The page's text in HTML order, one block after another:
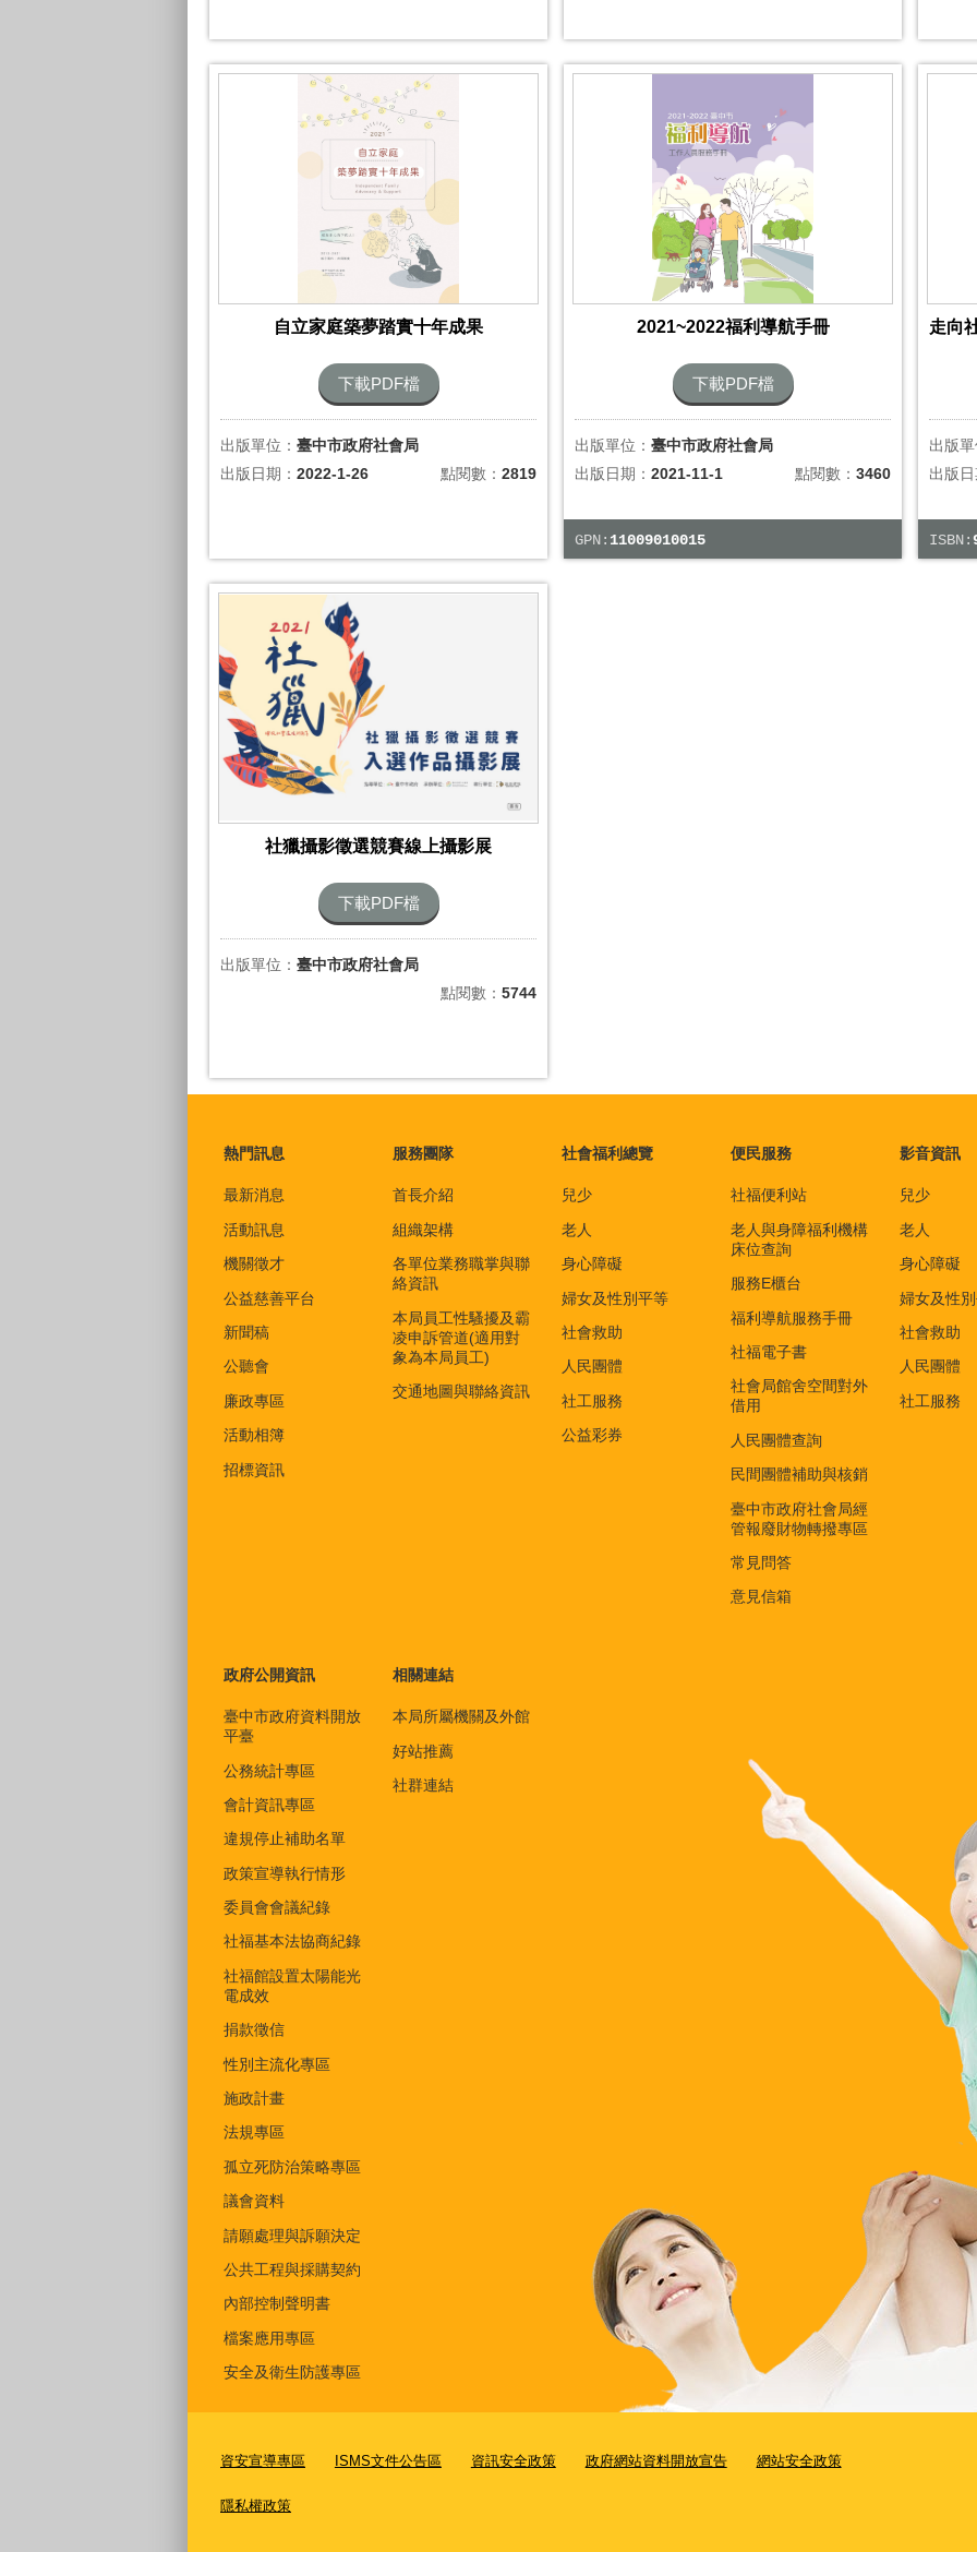
自立家庭築夢踏實十年成果
下載PDF檔
出版單位： 臺中市政府社會局
出版日期： 2022-1-26 點閱數： 2819
2021~2022福利導航手冊
下載PDF檔
出版單位： 臺中市政府社會局
出版日期： 2021-11-1 點閱數： 3460
GPN: 11009010015
出版
出版
ISBN:
社獵攝影徵選競賽線上攝影展
下載PDF檔
出版單位： 臺中市政府社會局
點閱數： 5744
熱門訊息
最新消息
活動訊息
機關徵才
公益慈善平台
新聞稿
公聽會
廉政專區
活動相簿
招標資訊
服務團隊
首長介紹
組織架構
各單位業務職掌與聯
絡資訊
本局員工性騷擾及霸
凌申訴管道(適用對
象為本局員工)
交通地圖與聯絡資訊
社會福利總覽
兒少
老人
身心障礙
婦女及性別平等
社會救助
人民團體
社工服務
公益彩券
便民服務
社福便利站
老人與身障福利機構
床位查詢
服務E櫃台
福利導航服務手冊
社福電子書
社會局館舍空間對外
借用
人民團體查詢
民間團體補助與核銷
臺中市政府社會局經
管報廢財物轉撥專區
常見問答
意見信箱
影音資訊
兒少
老人
身心障礙
婦女及性
社會救助
人民團體
社工服務
政府公開資訊
臺中市政府資料開放
平臺
公務統計專區
會計資訊專區
違規停止補助名單
政策宣導執行情形
委員會會議紀錄
社福基本法協商紀錄
社福館設置太陽能光
電成效
捐款徵信
性別主流化專區
施政計畫
法規專區
孤立死防治策略專區
議會資料
請願處理與訴願決定
公共工程與採購契約
內部控制聲明書
檔案應用專區
安全及衛生防護專區
相關連結
本局所屬機關及外館
好站推薦
社群連結
資安宣導專區 ISMS文件公告區 資訊安全政策 政府網站資料開放宣告 網站安全政策
隱私權政策